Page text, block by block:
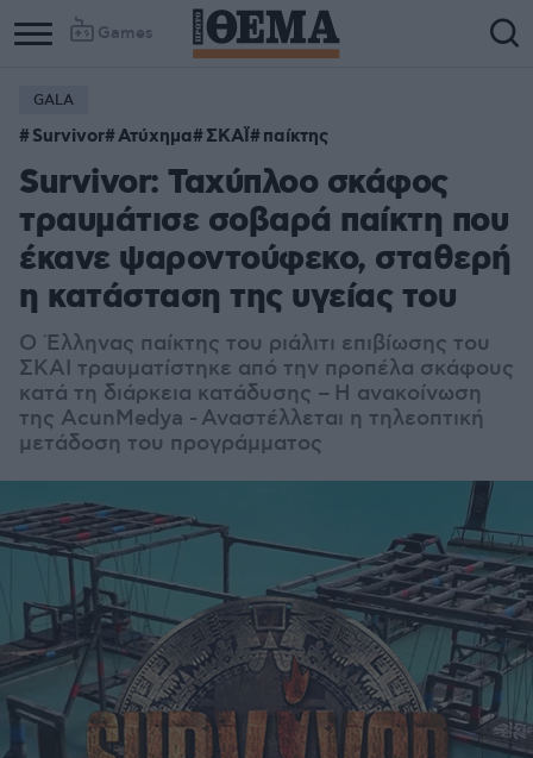
Games
GALA
Survivor Ατύχημα ΣΚΑΪ παίκτης
Survivor: Ταχύπλοο σκάφος
τραυμάτισε σοβαρά παίκτη που
έκανε ψαροντούφεκο, σταθερή
η κατάσταση της υγείας του
Ο Έλληνας παίκτης του ριάλιτι επιβίωσης του
ΣΚΑΙ τραυματίστηκε από την προπέλα σκάφους
κατά τη διάρκεια κατάδυσης – Η ανακοίνωση
της AcunMedya - Αναστέλλεται η τηλεοπτική
μετάδοση του προγράμματος